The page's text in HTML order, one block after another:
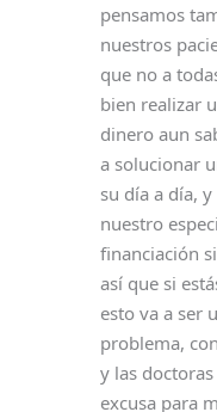
pensamos
nuestros
que no a
bien realizar
dinero aun
a solucionar
su día a día,
nuestro
financiación
así que si
esto va a ser
problema,
y las
excusa para